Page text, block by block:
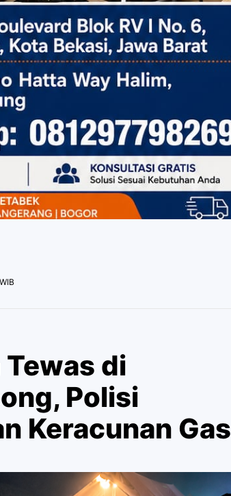
di
Polisi
Keracunan Gas